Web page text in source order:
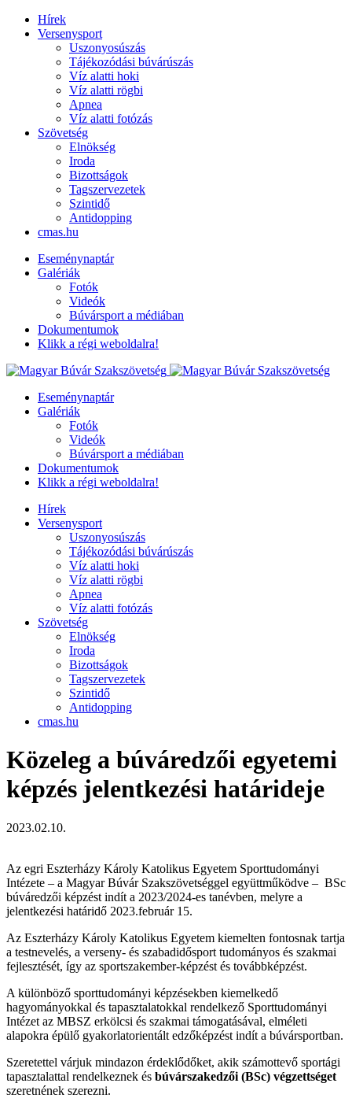
Hírek
Versenysport
Uszonyosúszás
Tájékozódási búvárúszás
Víz alatti hoki
Víz alatti rögbi
Apnea
Víz alatti fotózás
Szövetség
Elnökség
Iroda
Bizottságok
Tagszervezetek
Szintidő
Antidopping
cmas.hu
Eseménynaptár
Galériák
Fotók
Videók
Búvársport a médiában
Dokumentumok
Klikk a régi weboldalra!
Eseménynaptár
Galériák
Fotók
Videók
Búvársport a médiában
Dokumentumok
Klikk a régi weboldalra!
Hírek
Versenysport
Uszonyosúszás
Tájékozódási búvárúszás
Víz alatti hoki
Víz alatti rögbi
Apnea
Víz alatti fotózás
Szövetség
Elnökség
Iroda
Bizottságok
Tagszervezetek
Szintidő
Antidopping
cmas.hu
Közeleg a búváredzői egyetemi
képzés jelentkezési határideje
2023.02.10.
Az egri Eszterházy Károly Katolikus Egyetem Sporttudományi
Intézete – a Magyar Búvár Szakszövetséggel együttműködve – BSc
búváredzői képzést indít a 2023/2024-es tanévben, melyre a
jelentkezési határidő 2023.február 15.
Az Eszterházy Károly Katolikus Egyetem kiemelten fontosnak tartja
a testnevelés, a verseny- és szabadidősport tudományos és szakmai
fejlesztését, így az sportszakember-képzést és továbbképzést.
A különböző sporttudományi képzésekben kiemelkedő
hagyományokkal és tapasztalatokkal rendelkező Sporttudományi
Intézet az MBSZ erkölcsi és szakmai támogatásával, elméleti
alapokra épülő gyakorlatorientált edzőképzést indít a búvársportban.
Szeretettel várjuk mindazon érdeklődőket, akik számottevő sportági
tapasztalattal rendelkeznek és búvárszakedzői (BSc) végzettséget
szeretnének szerezni.